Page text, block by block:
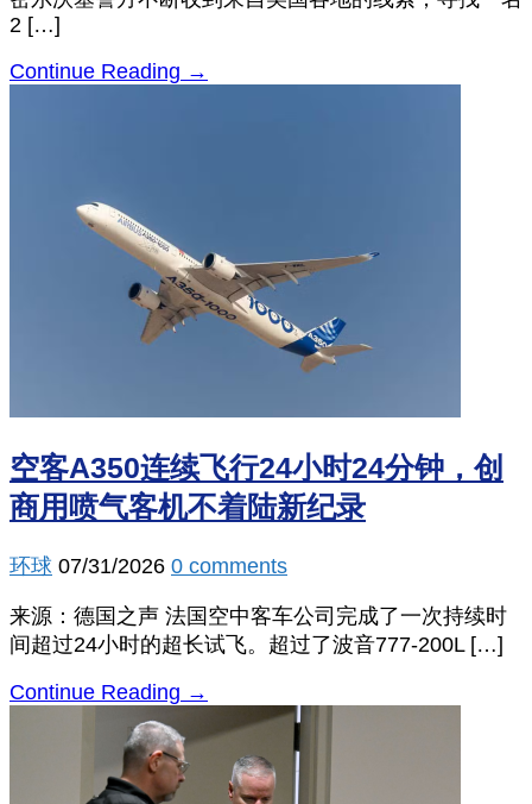
2 […]
Continue Reading →
空客A350连续飞行24小时24分钟，创
商用喷气客机不着陆新纪录
环球 07/31/2026 0 comments
来源：德国之声 法国空中客车公司完成了一次持续时
间超过24小时的超长试飞。超过了波音777-200L […]
Continue Reading →